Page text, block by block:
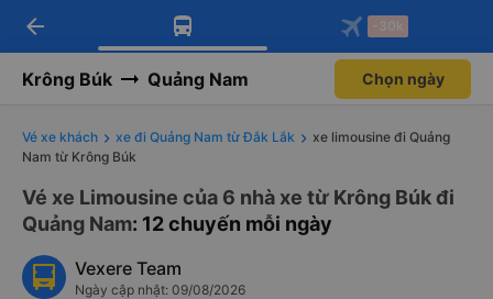
Tải app Vexere ngay!
Nhận ưu đãi thành viên độc
Mở app
Tải app Vexere
-30k/ghế khi đặt vé máy bay qua
Mở app
arrow_back -30k
Krông Búk Quảng Nam Chọn ngày
Vé xe khách xe đi Quảng Nam từ Đắk Lắk
xe limousine đi Quảng
Nam từ Krông Búk
Vé xe Limousine của 6 nhà xe từ Krông Búk đi
Quảng Nam: 12 chuyến mỗi ngày
Vexere Team
Ngày cập nhật: 09/08/2026